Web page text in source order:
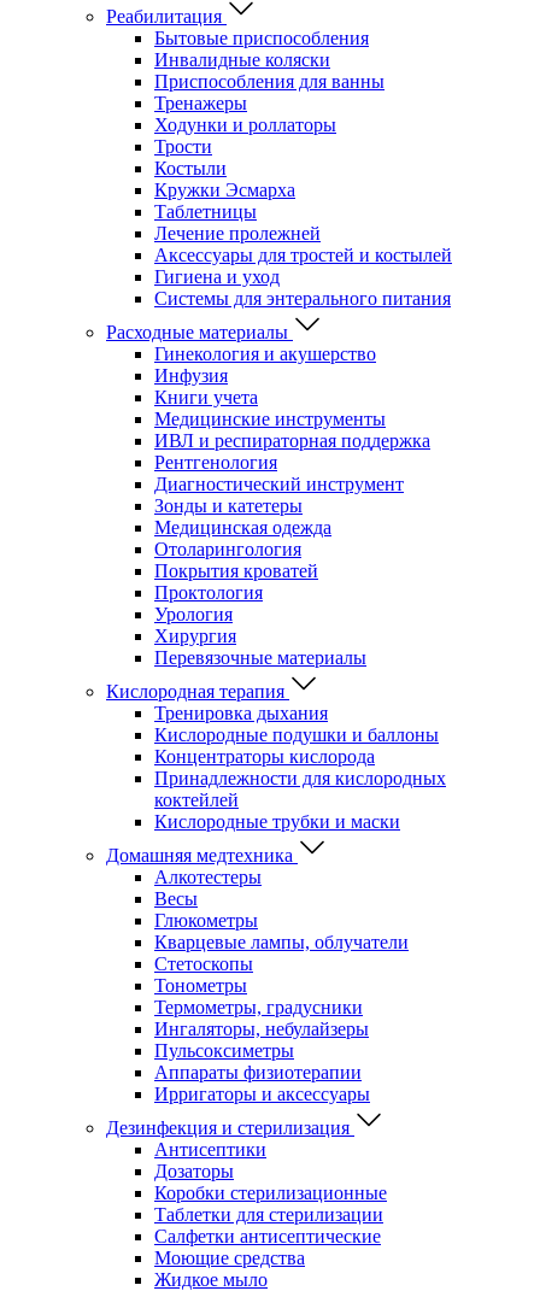
Реабилитация
Бытовые приспособления
Инвалидные коляски
Приспособления для ванны
Тренажеры
Ходунки и роллаторы
Трости
Костыли
Кружки Эсмарха
Таблетницы
Лечение пролежней
Аксессуары для тростей и костылей
Гигиена и уход
Системы для энтерального питания
Расходные материалы
Гинекология и акушерство
Инфузия
Книги учета
Медицинские инструменты
ИВЛ и респираторная поддержка
Рентгенология
Диагностический инструмент
Зонды и катетеры
Медицинская одежда
Отоларингология
Покрытия кроватей
Проктология
Урология
Хирургия
Перевязочные материалы
Кислородная терапия
Тренировка дыхания
Кислородные подушки и баллоны
Концентраторы кислорода
Принадлежности для кислородных
коктейлей
Кислородные трубки и маски
Домашняя медтехника
Алкотестеры
Весы
Глюкометры
Кварцевые лампы, облучатели
Стетоскопы
Тонометры
Термометры, градусники
Ингаляторы, небулайзеры
Пульсоксиметры
Аппараты физиотерапии
Ирригаторы и аксессуары
Дезинфекция и стерилизация
Антисептики
Дозаторы
Коробки стерилизационные
Таблетки для стерилизации
Салфетки антисептические
Моющие средства
Жидкое мыло